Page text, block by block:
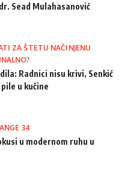
Sead Mulahasanović
ZA ŠTETU NAČINJENU
Radnici nisu krivi, Senkić
u kučine
34
u modernom ruhu u